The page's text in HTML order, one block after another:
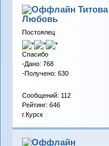
Титова
Любовь
Постоялец
Спасибо
-Дано: 768
-Получено: 630
Сообщений: 112
Рейтинг: 646
г.Курск